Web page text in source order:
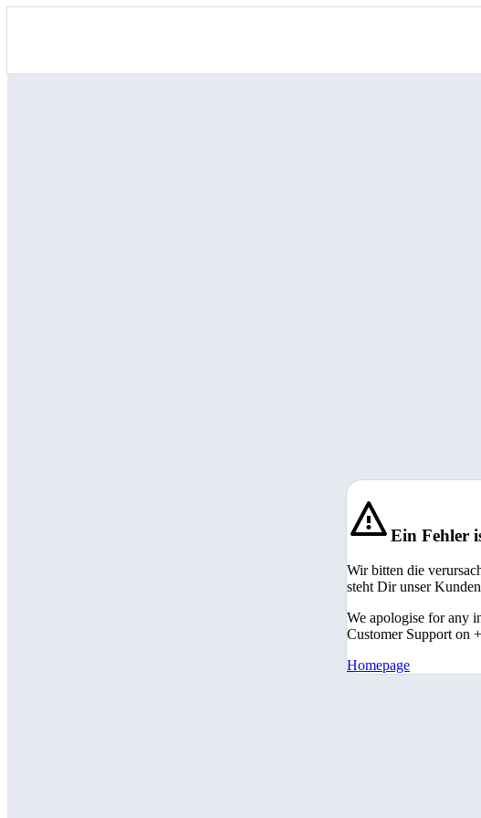
Ein Fehler
Wir bitten die
steht Dir unser
We apologise for any
Customer Support on
Homepage